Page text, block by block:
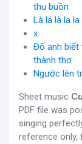
thu buồn
Là lá là la
x
Đố anh biết
thành thơ
Ngước lên
Sheet music
PDF file was
singing
reference